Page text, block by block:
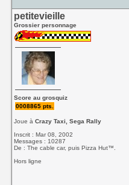
petitevieille
Grossier personnage
Score au grosquiz
0008865 pts.
Joue àCrazy Taxi, Sega Rally
Inscrit : Mar 08, 2002
Messages : 10287
De : The cable car, puis Pizza Hut™.
Hors ligne